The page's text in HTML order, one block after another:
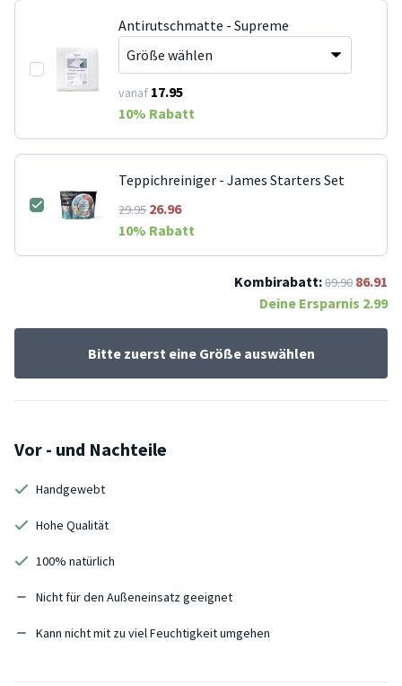
Antirutschmatte - Supreme
vanaf 17.95
10% Rabatt
Teppichreiniger - James Starters Set
29.9526.96
10% Rabatt
Kombirabatt:89.90 86.91
Deine Ersparnis 2.99
Bitte zuerst eine Größe auswählen
Vor - und Nachteile
Handgewebt
Hohe Qualität
100% natürlich
Nicht für den Außeneinsatz geeignet
Kann nicht mit zu viel Feuchtigkeit umgehen